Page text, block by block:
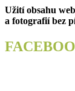
Užití obsahu
a fotografií bez